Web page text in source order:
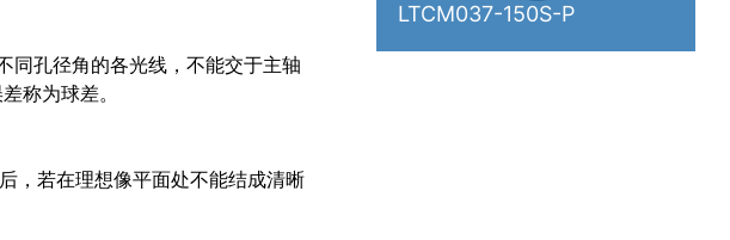
孔径角的各光线，不能交于主轴
称为球差。
若在理想像平面处不能结成清晰
LTCM037-150S-P